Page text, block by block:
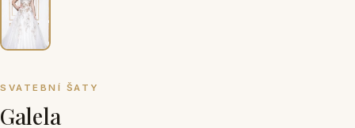
SVATEBNÍ ŠATY
Galela